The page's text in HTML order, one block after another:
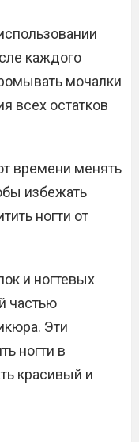
каждого
мочалки
всех остатков
времени менять
избежать
ногти от
и ногтевых
частью
Эти
ногти в
красивый и